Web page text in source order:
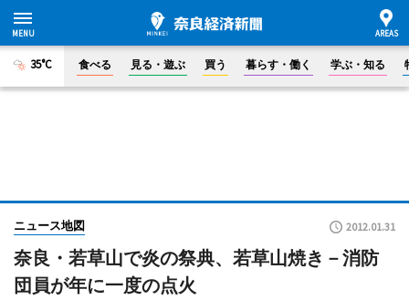
35°C 食べる 見る・遊ぶ 買う 暮らす・働く 学ぶ・知る
ニュース地図 2012.01.31
奈良・若草山で炎の祭典、若草山焼き－消防
団員が年に一度の点火